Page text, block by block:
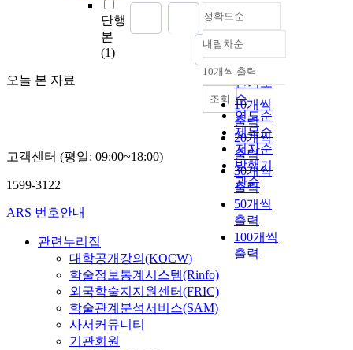
단행
본
(1)
오늘 본 자료
정확도순
정확도
순
인기도
순
연도순
제목순
저자순
발행기
관순
내림차순
내림차순
10개씩 출력
10개씩
출력
20개씩
출력
30개씩
출력
50개씩
출력
100개씩
출력
조회
고객센터 (평일: 09:00~18:00)
1599-3122
ARS 번호안내
관련누리집
대학공개강의(KOCW)
학술정보통계시스템(Rinfo)
외국학술지지원센터(FRIC)
학술관계분석서비스(SAM)
사서커뮤니티
기관회원